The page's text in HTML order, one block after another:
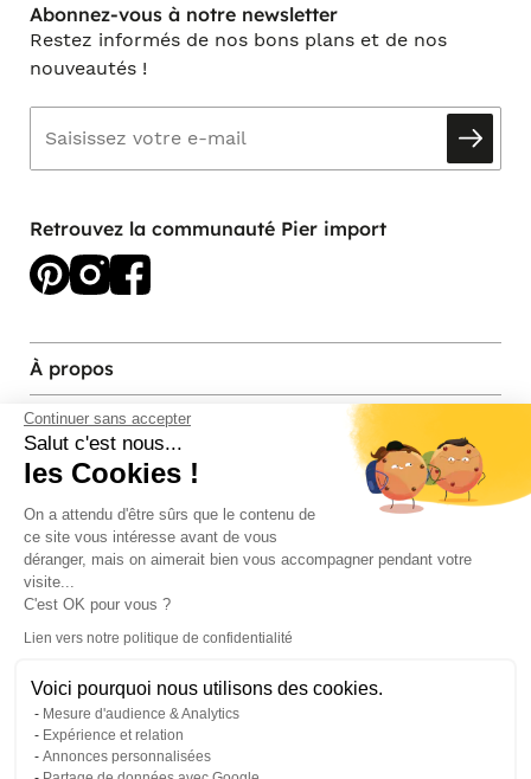
Continuer sans accepter
Salut c'est nous...
les Cookies !
On a attendu d'être sûrs que le contenu de
ce site vous intéresse avant de vous
déranger, mais on aimerait bien vous accompagner pendant votre
visite...
C'est OK pour vous ?
Lien vers notre politique de confidentialité
Voici pourquoi nous utilisons des cookies.
Mesure d'audience & Analytics
Expérience et relation
Annonces personnalisées
Abonnez-vous à notre newsletter
Restez informés de nos bons plans et de nos
nouveautés !
Retrouvez la communauté Pier import
À propos
Services et contact
Magasins et Showrooms
Modes de paiement acceptés